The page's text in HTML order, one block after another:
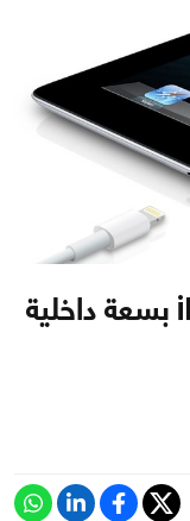
أبل تعمل على تطوير iPad 4 بسعة داخلية